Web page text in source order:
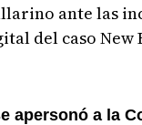
ante las
del caso New
apersonó a la